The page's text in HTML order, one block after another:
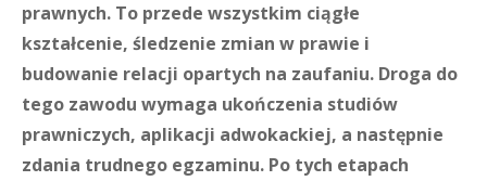
prawnych. To przede wszystkim ciągłe
kształcenie, śledzenie zmian w prawie i
budowanie relacji opartych na zaufaniu. Droga do
tego zawodu wymaga ukończenia studiów
prawniczych, aplikacji adwokackiej, a następnie
zdania trudnego egzaminu. Po tych etapach